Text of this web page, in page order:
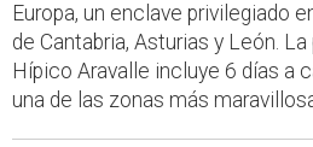
Europa, un enclave privilegiado
de Cantabria, Asturias y León.
Hípico Aravalle incluye 6 días a
una de las zonas más